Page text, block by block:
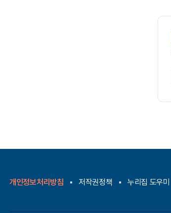
개인정보처리방침 저작권정책 누리집 도우미